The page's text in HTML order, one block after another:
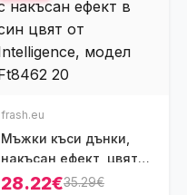
frash.eu
Мъжки къси дънки,
накъсан ефект, цвят
син, Ft8462
28.22€35.29€